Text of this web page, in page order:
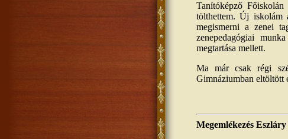
Tanítóképző
tölthettem. Új iskolám
megismerni a zenei
zenepedagógiai
megtartása mellett.
Ma már csak régi
Gimnáziumban eltöltött
Megemlékezés